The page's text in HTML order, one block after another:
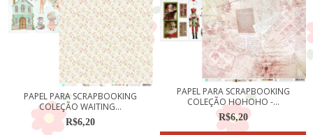
PAPEL PARA SCRAPBOOKING
COLEÇÃO WAITING...
R$6,20
PAPEL PARA SCRAPBOOKING
COLEÇÃO HOHOHO -...
R$6,20